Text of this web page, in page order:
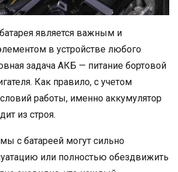
является важным и
в устройстве любого
задача АКБ — питание бортовой
Как правило, с учетом
работы, именно аккумулятор
из строя.
с батареей могут сильно
или полностью обездвижить